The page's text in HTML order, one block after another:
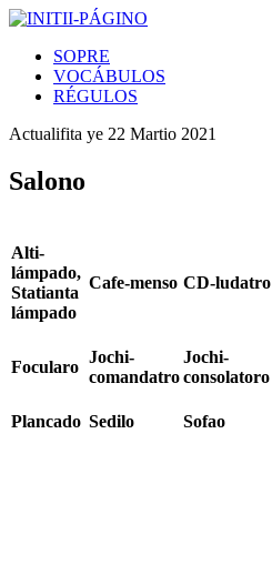
SOPRE
VOCÁBULOS
RÉGULOS
Actualifita ye 22 Martio 2021
Salono
Alti-
lámpado,
Statianta
lámpado
Cafe-menso CD-ludatro
Focularo
Jochi-
comandatro
Jochi-
consolatoro
Plancado Sedilo Sofao